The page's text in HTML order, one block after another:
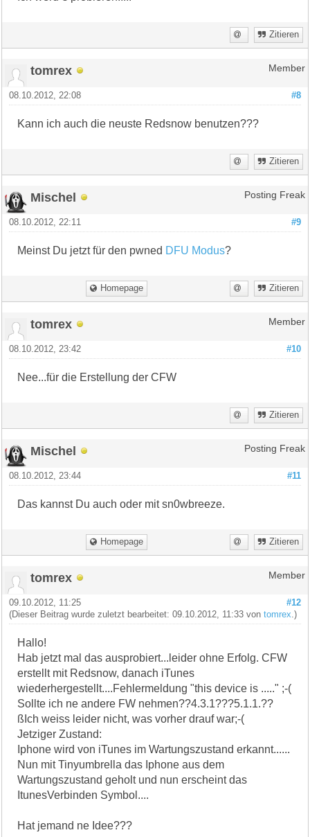
Zitieren
tomrex Member
#8
08.10.2012, 22:08
Kann ich auch die neuste Redsnow benutzen???
Zitieren
Mischel Posting Freak
#9
08.10.2012, 22:11
Meinst Du jetzt für den pwned DFU Modus?
Homepage Zitieren
tomrex Member
#10
08.10.2012, 23:42
Nee...für die Erstellung der CFW
Zitieren
Mischel Posting Freak
#11
08.10.2012, 23:44
Das kannst Du auch oder mit sn0wbreeze.
Homepage Zitieren
tomrex Member
#12
09.10.2012, 11:25
(Dieser Beitrag wurde zuletzt bearbeitet: 09.10.2012, 11:33 vontomrex .)
Hallo!
Hab jetzt mal das ausprobiert...leider ohne Erfolg. CFW
erstellt mit Redsnow, danach iTunes
wiederhergestellt....Fehlermeldung "this device is ....." ;-(
Sollte ich ne andere FW nehmen??4.3.1???5.1.1.??
ßIch weiss leider nicht, was vorher drauf war;-(
Jetziger Zustand:
Iphone wird von iTunes im Wartungszustand erkannt......
Nun mit Tinyumbrella das Iphone aus dem
Wartungszustand geholt und nun erscheint das
ItunesVerbinden Symbol....
Hat jemand ne Idee???